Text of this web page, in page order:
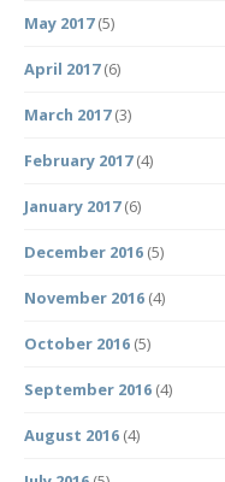
May 2017(5)
April 2017(6)
March 2017(3)
February 2017(4)
January 2017(6)
December 2016 (5)
November 2016 (4)
October 2016 (5)
September 2016 (4)
August 2016 (4)